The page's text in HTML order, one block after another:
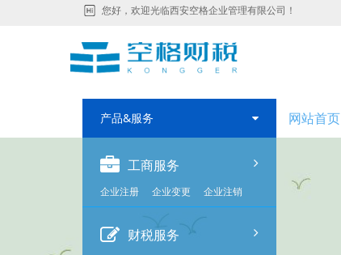
您好，欢迎光临西安空格企业管理有限公司！
产品&服务
工商服务
企业注册 企业变更 企业注销
财税服务
网站首页